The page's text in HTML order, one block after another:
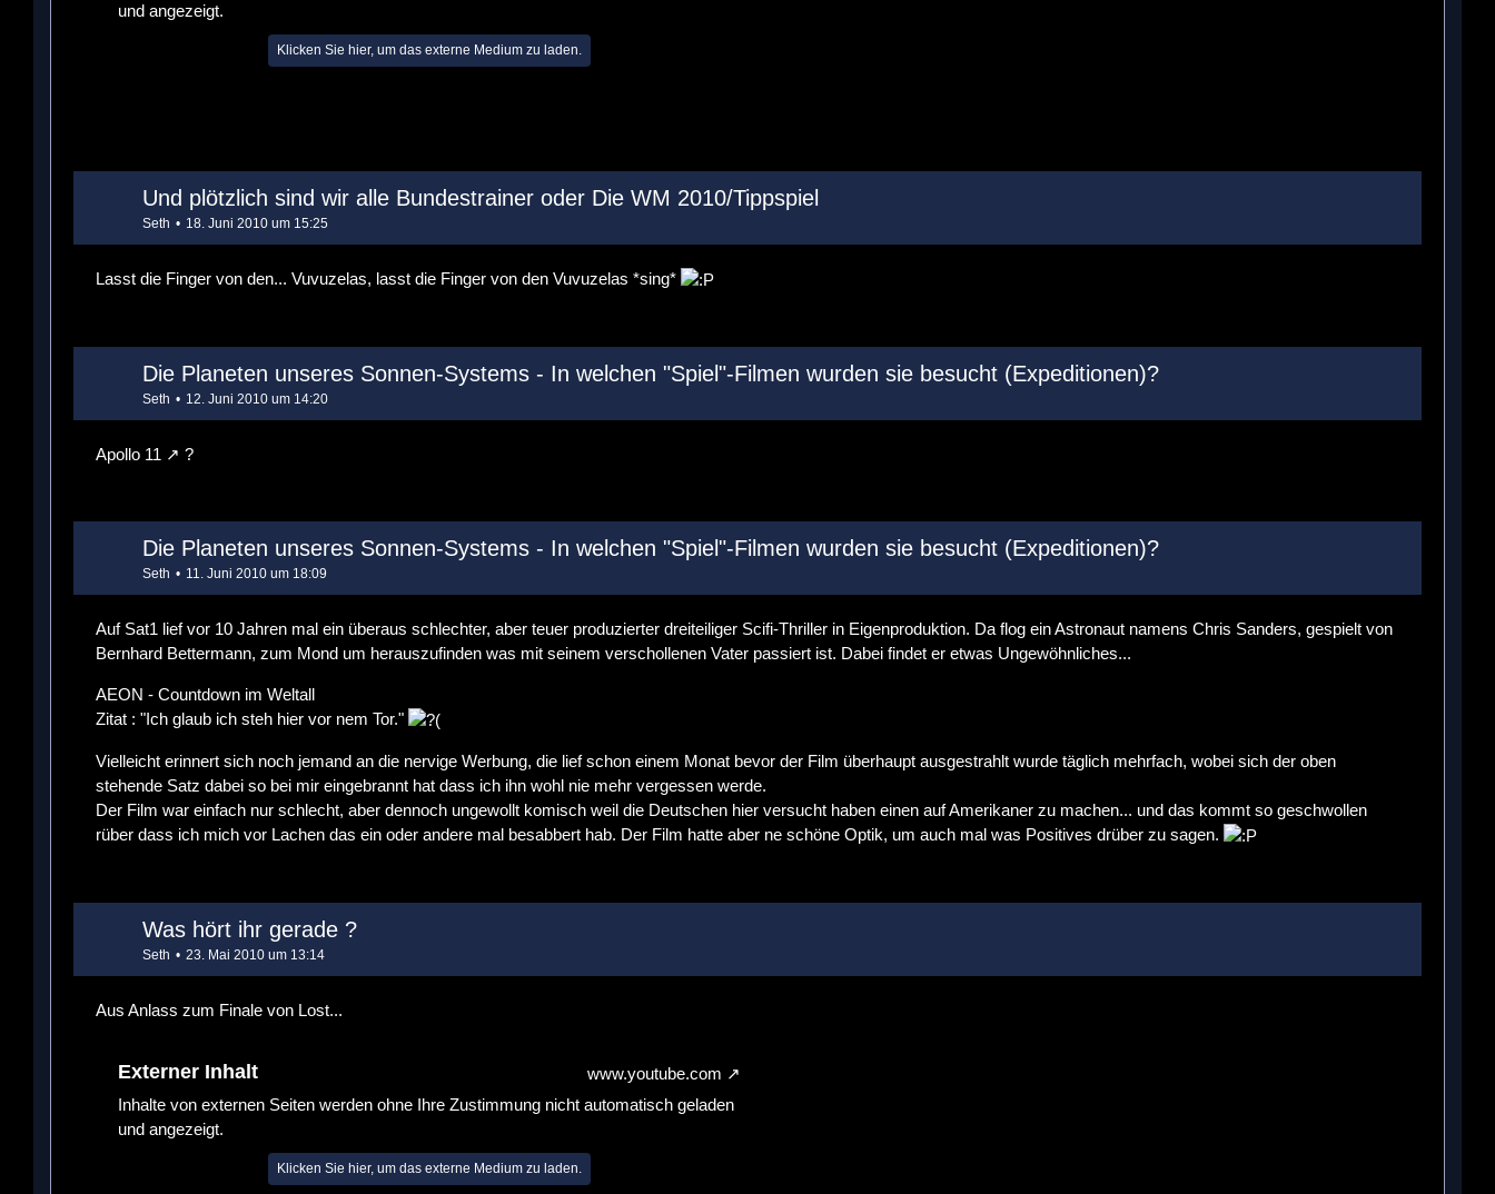
und angezeigt.
Klicken Sie hier, um das externe Medium zu laden.
Und plötzlich sind wir alle Bundestrainer oder Die WM 2010/Tippspiel
Seth 18. Juni 2010 um 15:25
Lasst die Finger von den... Vuvuzelas, lasst die Finger von den Vuvuzelas *sing*
Die Planeten unseres Sonnen-Systems - In welchen "Spiel"-Filmen wurden sie besucht (Expeditionen)?
Seth 12. Juni 2010 um 14:20
Apollo 11 ?
Die Planeten unseres Sonnen-Systems - In welchen "Spiel"-Filmen wurden sie besucht (Expeditionen)?
Seth 11. Juni 2010 um 18:09
Auf Sat1 lief vor 10 Jahren mal ein überaus schlechter, aber teuer produzierter dreiteiliger Scifi-Thriller in Eigenproduktion. Da flog ein Astronaut namens Chris Sanders, gespielt von
Bernhard Bettermann, zum Mond um herauszufinden was mit seinem verschollenen Vater passiert ist. Dabei findet er etwas Ungewöhnliches...
AEON - Countdown im Weltall
Zitat : "Ich glaub ich steh hier vor nem Tor."
Vielleicht erinnert sich noch jemand an die nervige Werbung, die lief schon einem Monat bevor der Film überhaupt ausgestrahlt wurde täglich mehrfach, wobei sich der oben
stehende Satz dabei so bei mir eingebrannt hat dass ich ihn wohl nie mehr vergessen werde.
Der Film war einfach nur schlecht, aber dennoch ungewollt komisch weil die Deutschen hier versucht haben einen auf Amerikaner zu machen... und das kommt so geschwollen
rüber dass ich mich vor Lachen das ein oder andere mal besabbert hab. Der Film hatte aber ne schöne Optik, um auch mal was Positives drüber zu sagen.
Was hört ihr gerade ?
Seth 23. Mai 2010 um 13:14
Aus Anlass zum Finale von Lost...
Externer Inhalt
www.youtube.com
Inhalte von externen Seiten werden ohne Ihre Zustimmung nicht automatisch geladen
und angezeigt.
Klicken Sie hier, um das externe Medium zu laden.